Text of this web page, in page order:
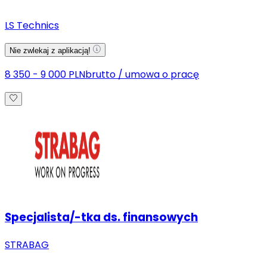
LS Technics
Nie zwlekaj z aplikacją!
8 350 - 9 000 PLNbrutto / umowa o pracę
Specjalista/-tka ds. finansowych
STRABAG